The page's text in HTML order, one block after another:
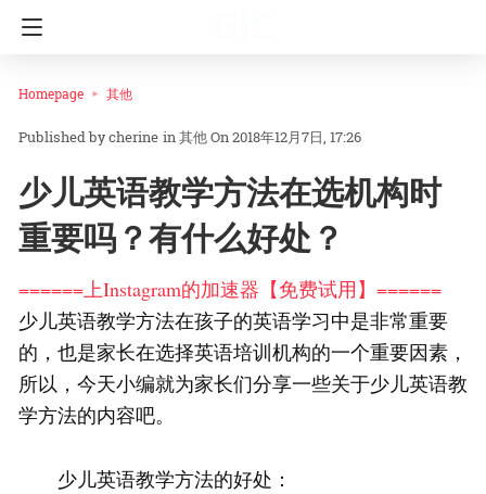
Homepage 其他
cherine in其他On 2018年12月7日, 17:26
少儿英语教学方法在选机构时
重要吗？有什么好处？
======上Instagram的加速器【免费试用】======
少儿英语教学方法在孩子的英语学习中是非常重要
的，也是家长在选择英语培训机构的一个重要因素，
所以，今天小编就为家长们分享一些关于少儿英语教
学方法的内容吧。
少儿英语教学方法的好处：